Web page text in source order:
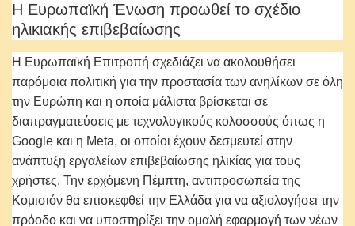
Η Ευρωπαϊκή Ένωση προωθεί το σχέδιο
ηλικιακής επιβεβαίωσης
Η Ευρωπαϊκή Επιτροπή σχεδιάζει να ακολουθήσει
παρόμοια πολιτική για την προστασία των ανηλίκων σε όλη
την Ευρώπη και η οποία μάλιστα βρίσκεται σε
διαπραγματεύσεις με τεχνολογικούς κολοσσούς όπως η
Google και η Meta, οι οποίοι έχουν δεσμευτεί στην
ανάπτυξη εργαλείων επιβεβαίωσης ηλικίας για τους
χρήστες. Την ερχόμενη Πέμπτη, αντιπροσωπεία της
Κομισιόν θα επισκεφθεί την Ελλάδα για να αξιολογήσει την
πρόοδο και να υποστηρίξει την ομαλή εφαρμογή των νέων